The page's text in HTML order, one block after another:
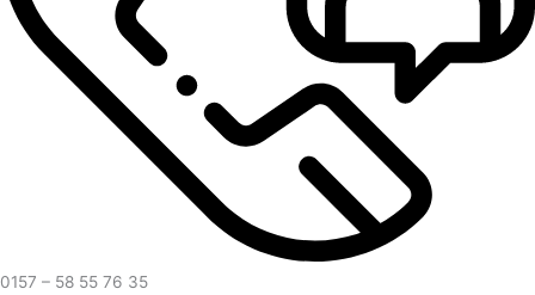
0157 – 58 55 76 35